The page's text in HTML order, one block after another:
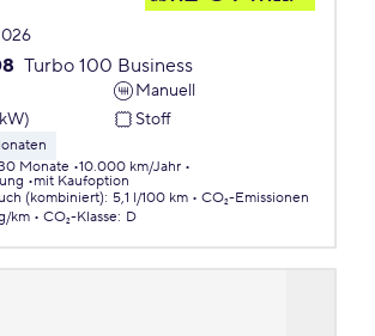
Turbo 100 Business
Manuell
Stoff
Monate 10.000 km/Jahr
mit Kaufoption
(kombiniert): 5,1 l/100 km
CO₂-Emissionen
km CO₂-Klasse: D